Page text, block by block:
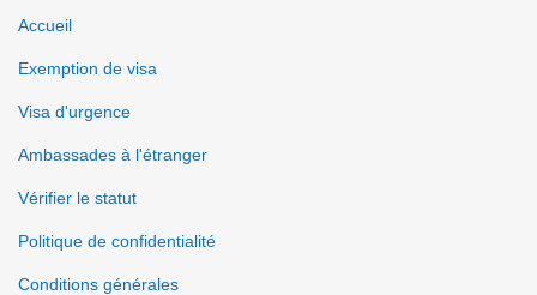
Accueil
Exemption de visa
Visa d'urgence
Ambassades à l'étranger
Vérifier le statut
Politique de confidentialité
Conditions générales